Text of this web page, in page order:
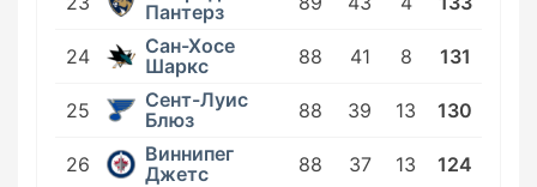
Пантерз
24
Сан-Хосе
Шаркс
88 41 8 131
25
Сент-Луис
Блюз
88 39 13 130
26
Виннипег
Джетс
88 37 13
124